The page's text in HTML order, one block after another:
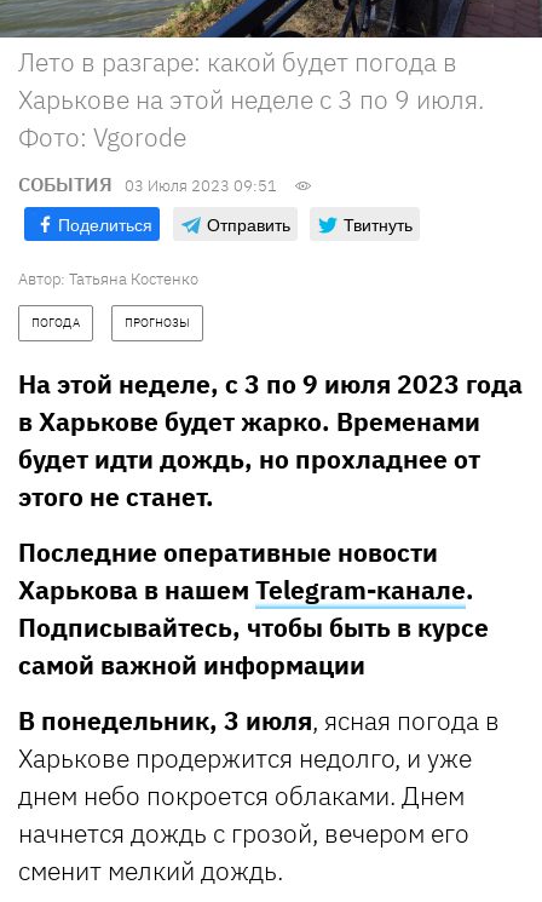
Лето в разгаре: какой будет погода в
Харькове на этой неделе с 3 по 9 июля.
Фото: Vgorode
СОБЫТИЯ 03 Июля 2023 09:51
Поделиться Отправить Твитнуть
Автор: Татьяна Костенко
ПОГОДА ПРОГНОЗЫ
На этой неделе, с 3 по 9 июля 2023 года
в Харькове будет жарко. Временами
будет идти дождь, но прохладнее от
этого не станет.
Последние оперативные новости
Харькова в нашем Telegram-канале.
Подписывайтесь, чтобы быть в курсе
самой важной информации
В понедельник, 3 июля, ясная погода в
Харькове продержится недолго, и уже
днем небо покроется облаками. Днем
начнется дождь c грозой, вечером его
сменит мелкий дождь.